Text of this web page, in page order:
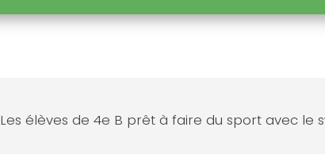
Les élèves de 4e B prêt à faire du sport avec le